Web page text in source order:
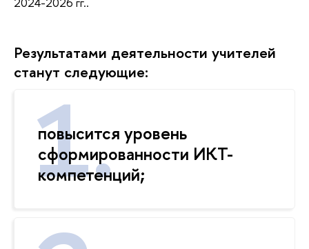
Результатами деятельности учителей
станут следующие:
повысится уровень
сформированности ИКТ-
компетенций;